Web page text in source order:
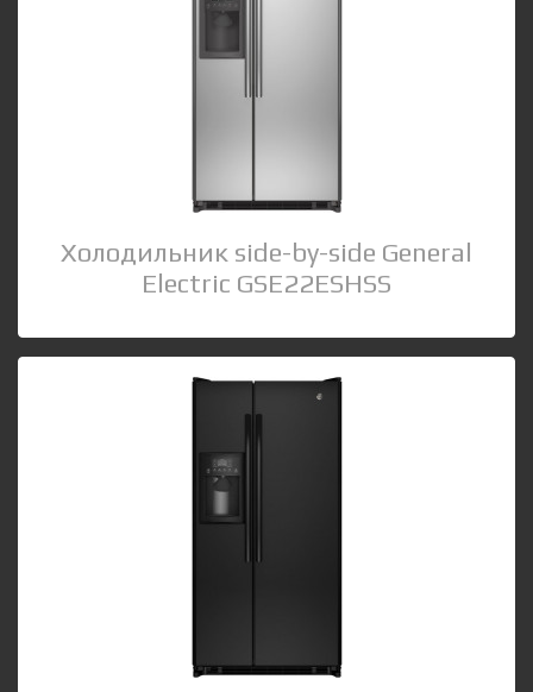
Холодильник side-by-side General
Electric GSE22ESHSS